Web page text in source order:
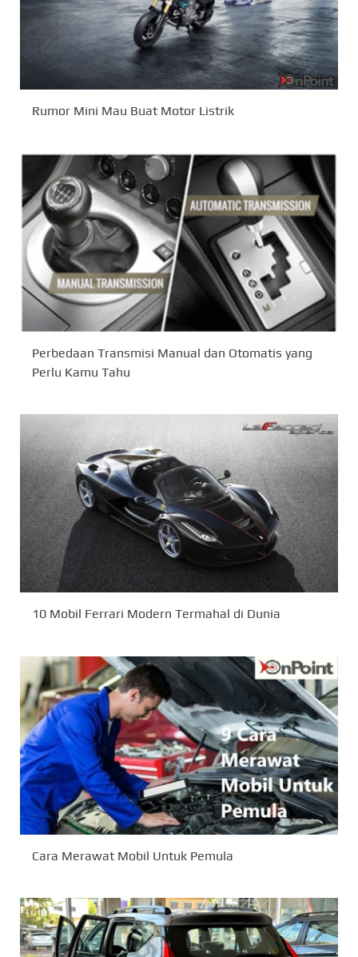
Rumor Mini Mau Buat Motor Listrik
Perbedaan Transmisi Manual dan Otomatis yang
Perlu Kamu Tahu
10 Mobil Ferrari Modern Termahal di Dunia
Cara Merawat Mobil Untuk Pemula